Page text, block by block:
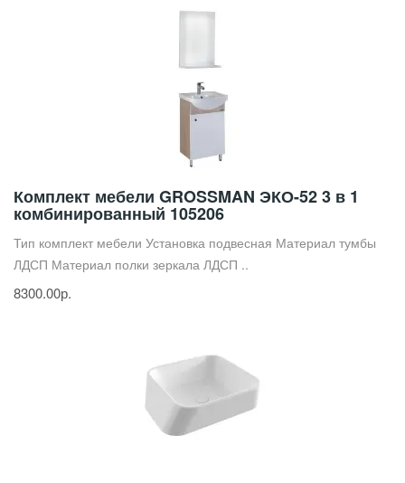
Комплект мебели GROSSMAN ЭКО-52 3 в 1
комбинированный 105206
Тип комплект мебели Установка подвесная Материал тумбы
ЛДСП Материал полки зеркала ЛДСП ..
8300.00р.